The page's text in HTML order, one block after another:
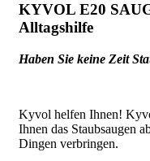
KYVOL E20
Alltagshilfe
Haben Sie keine Zeit
Kyvol helfen Ihnen!
Ihnen das Staubsaugen
Dingen verbringen.